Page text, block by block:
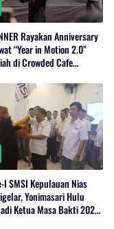
Rayakan Anniversary
“Year in Motion 2.0”
di Crowded Cafe
I SMSI Kepulauan Nias
Yonimasari Hulu
Ketua Masa Bakti 2026-